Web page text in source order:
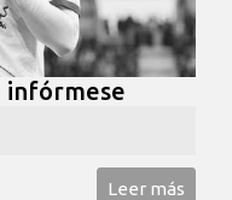
infórmese
Leer más